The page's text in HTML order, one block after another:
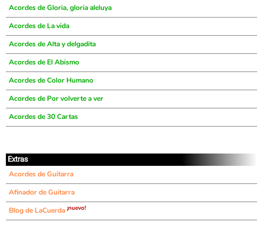
Acordes de Gloria, gloria aleluya
Acordes de La vida
Acordes de Alta y delgadita
Acordes de El Abismo
Acordes de Color Humano
Acordes de Por volverte a ver
Acordes de 30 Cartas
Extras
Acordes de Guitarra
Afinador de Guitarra
Blog de LaCuerda ¡nuevo!